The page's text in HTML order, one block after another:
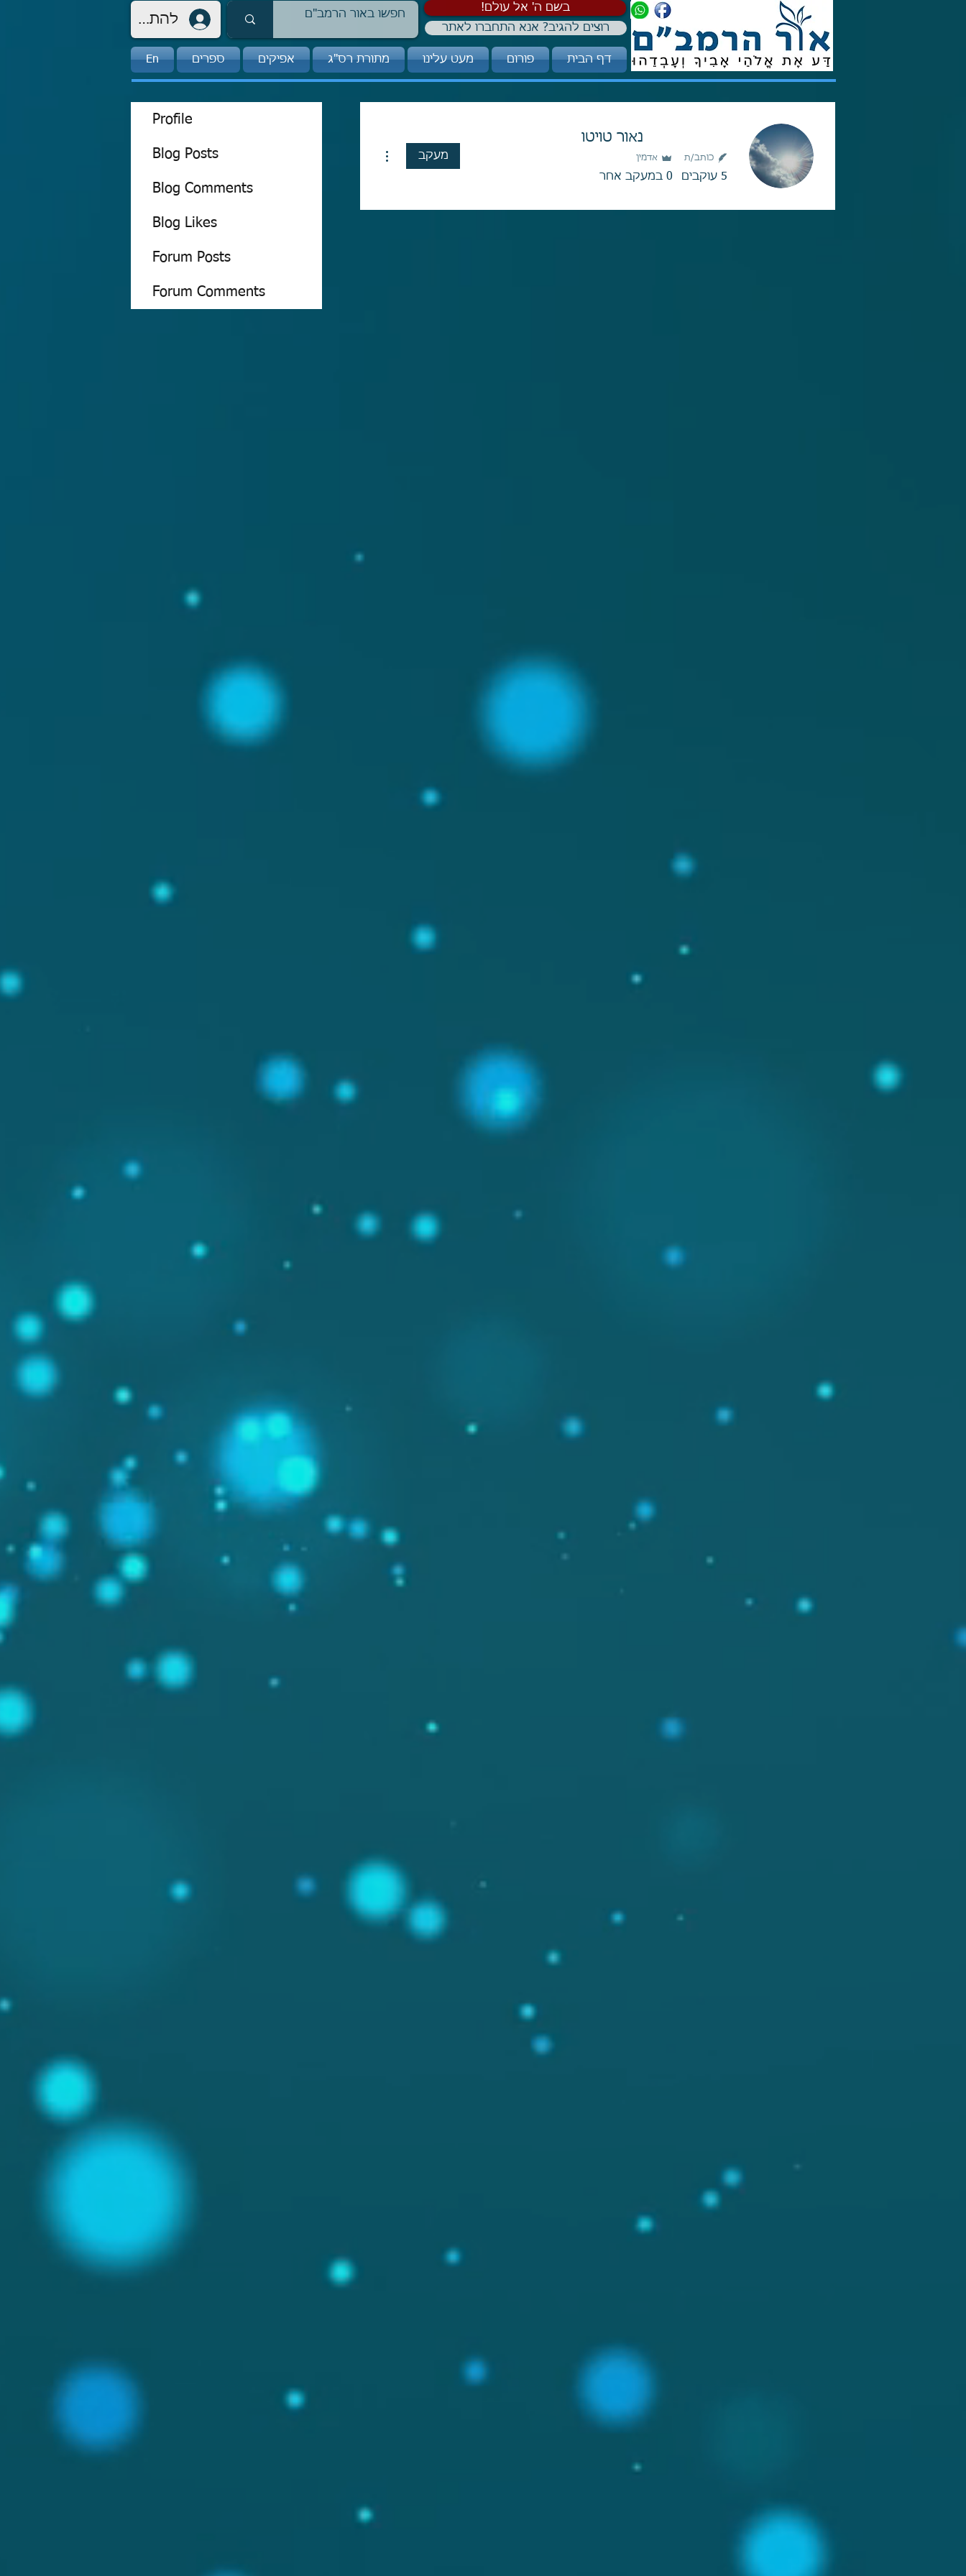
להתחברות
!בשם ה' אל עולם
רוצים להגיב? אנא התחברו לאתר
דף הבית פורום מעט עלינו מתורת רס"ג אפיקים ספרים En
Profile
Blog Posts
Blog Comments
Blog Likes
Forum Posts
Forum Comments
נאור טויטו
כותב/ת אדמין
5 עוקבים 0 במעקב אחר
מעקב